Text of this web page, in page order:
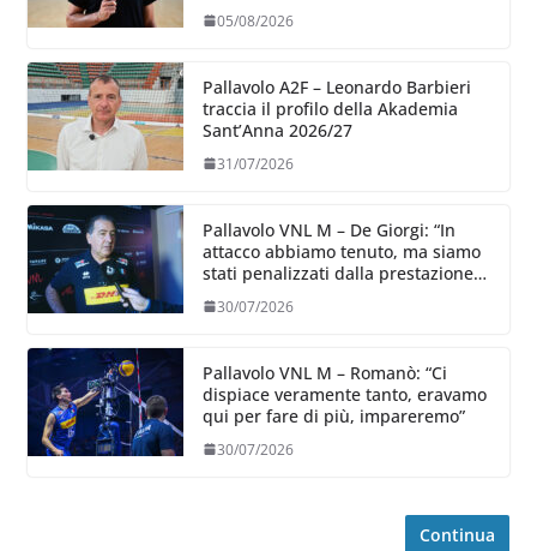
05/08/2026
Pallavolo A2F – Leonardo Barbieri
traccia il profilo della Akademia
Sant’Anna 2026/27
31/07/2026
Pallavolo VNL M – De Giorgi: “In
attacco abbiamo tenuto, ma siamo
stati penalizzati dalla prestazione
30/07/2026
Pallavolo VNL M – Romanò: “Ci
dispiace veramente tanto, eravamo
qui per fare di più, impareremo”
30/07/2026
Continua